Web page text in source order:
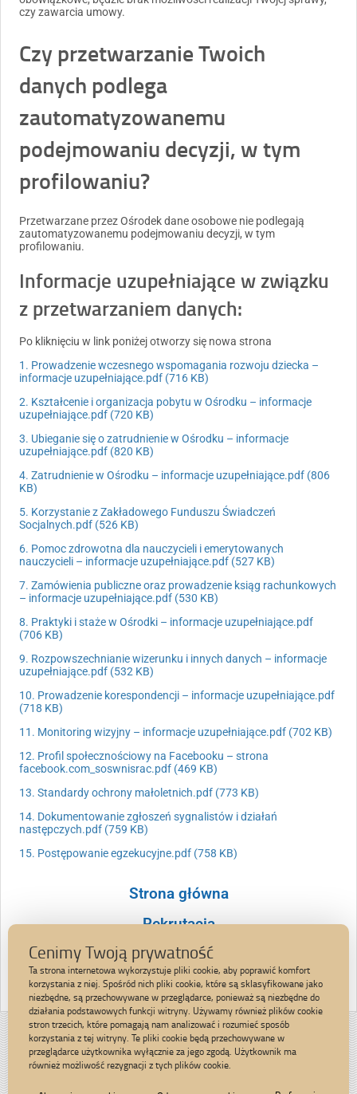
czy zawarcia umowy.
Czy przetwarzanie Twoich
danych podlega
zautomatyzowanemu
podejmowaniu decyzji, w tym
profilowaniu?
Przetwarzane przez Ośrodek dane osobowe nie podlegają
zautomatyzowanemu podejmowaniu decyzji, w tym
profilowaniu.
Informacje uzupełniające w związku
z przetwarzaniem danych:
Po kliknięciu w link poniżej otworzy się nowa strona
1. Prowadzenie wczesnego wspomagania rozwoju dziecka –
informacje uzupełniające.pdf (716 KB)
2. Kształcenie i organizacja pobytu w Ośrodku – informacje
uzupełniające.pdf (720 KB)
3. Ubieganie się o zatrudnienie w Ośrodku – informacje
uzupełniające.pdf (820 KB)
4. Zatrudnienie w Ośrodku – informacje uzupełniające.pdf (806
KB)
5. Korzystanie z Zakładowego Funduszu Świadczeń
Socjalnych.pdf (526 KB)
6. Pomoc zdrowotna dla nauczycieli i emerytowanych
nauczycieli – informacje uzupełniające.pdf (527 KB)
7. Zamówienia publiczne oraz prowadzenie ksiąg rachunkowych
– informacje uzupełniające.pdf (530 KB)
8. Praktyki i staże w Ośrodki – informacje uzupełniające.pdf
(706 KB)
9. Rozpowszechnianie wizerunku i innych danych – informacje
uzupełniające.pdf (532 KB)
10. Prowadzenie korespondencji – informacje uzupełniające.pdf
(718 KB)
11. Monitoring wizyjny – informacje uzupełniające.pdf (702 KB)
12. Profil społecznościowy na Facebooku – strona
facebook.com_soswnisrac.pdf (469 KB)
13. Standardy ochrony małoletnich.pdf (773 KB)
14. Dokumentowanie zgłoszeń sygnalistów i działań
następczych.pdf (759 KB)
15. Postępowanie egzekucyjne.pdf (758 KB)
Strona główna
Rekrutacja
Kontakt
Strona została opracowana w ramach
projektu
Polska Akademia Dostępności
realizowanego przez
Cenimy Twoją prywatność
Ta strona internetowa wykorzystuje pliki cookie, aby poprawić komfort
korzystania z niej. Spośród nich pliki cookie, które są sklasyfikowane jako
niezbędne, są przechowywane w przeglądarce, ponieważ są niezbędne do
działania podstawowych funkcji witryny. Używamy również plików cookie
stron trzecich, które pomagają nam analizować i rozumieć sposób
korzystania z tej witryny. Te pliki cookie będą przechowywane w
przeglądarce użytkownika wyłącznie za jego zgodą. Użytkownik ma
również możliwość rezygnacji z tych plików cookie.